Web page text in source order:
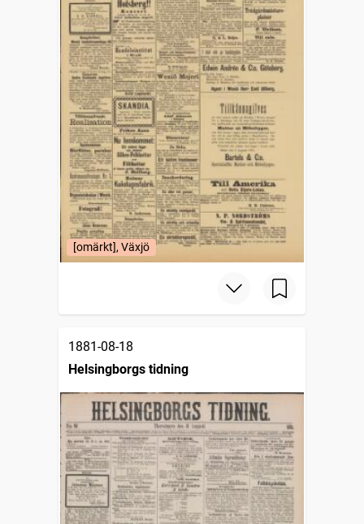
[omärkt], Växjö
1881-08-18
Helsingborgs tidning